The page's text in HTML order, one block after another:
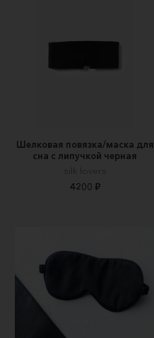
Шелковая повязка/маска для
сна с липучкой черная
silk lovers
4200 ₽